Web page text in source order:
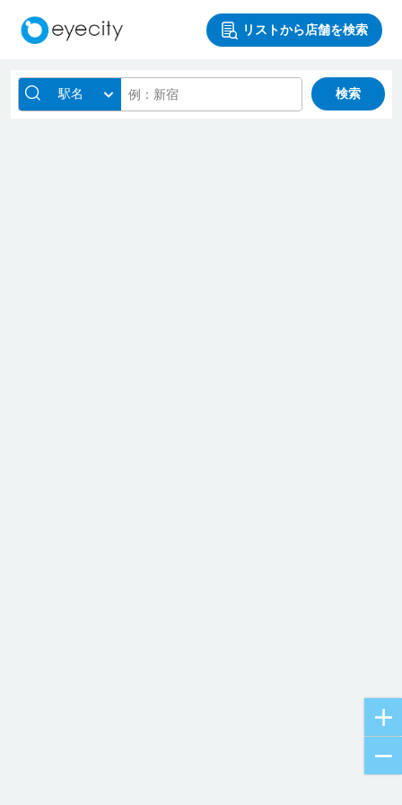
リストから店舗を検索
駅名 検索